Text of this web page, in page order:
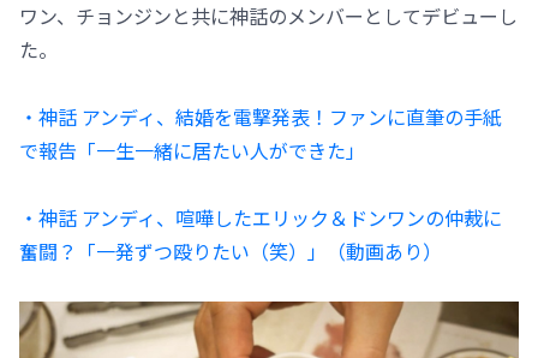
ワン、チョンジンと共に神話のメンバーとしてデビューし
た。
・神話 アンディ、結婚を電撃発表！ファンに直筆の手紙
で報告「一生一緒に居たい人ができた」
・神話 アンディ、喧嘩したエリック＆ドンワンの仲裁に
奮闘？「一発ずつ殴りたい（笑）」（動画あり）